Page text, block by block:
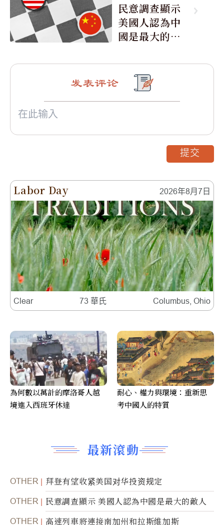
民意調查顯示
美國人認為中
國是最大的敵
Labor Day 2026年8月7日
Clear 73 華氏 Columbus, Ohio
最新滾動
OTHER 拜登有望收紧美国对华投资规定
OTHER 民意調查顯示 美國人認為中國是最大的敵人
OTHER 高速列車將連接南加州和拉斯維加斯
发表评论
提交
為何數以萬計的摩洛哥人越
境進入西班牙休達
耐心、權力與環境：重新思
考中國人的特質